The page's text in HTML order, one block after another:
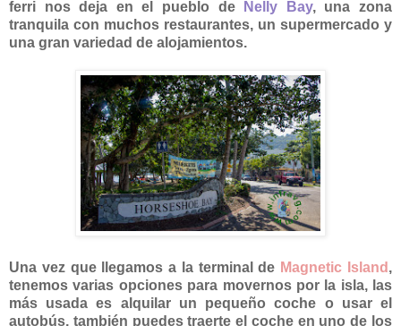
ferri nos deja en el pueblo de
Nelly Bay, una zona
tranquila con muchos restaurantes, un supermercado y
una gran variedad de alojamientos.
Una vez que llegamos a la terminal de Magnetic Island ,
tenemos varias opciones para movernos por la isla, las
más usada es alquilar un pequeño coche o usar el
autobús, también puedes traerte el coche en uno de los